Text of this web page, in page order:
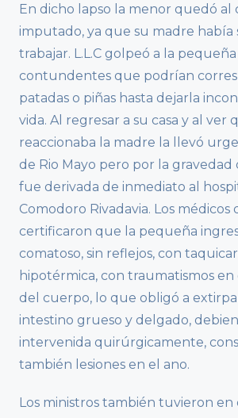
En dicho lapso la menor quedó al
imputado, ya que su madre había
trabajar. L.L.C golpeó a la
contundentes que podrían
patadas o piñas hasta dejarla
vida. Al regresar a su casa y al ver
reaccionaba la madre la llevó
de Rio Mayo pero por la gravedad
fue derivada de inmediato al
Comodoro Rivadavia. Los médicos
certificaron que la pequeña
comatoso, sin reflejos, con
hipotérmica, con traumatismos
del cuerpo, lo que obligó a
intestino grueso y delgado,
intervenida quirúrgicamente,
también lesiones en el ano.
Los ministros también tuvieron en